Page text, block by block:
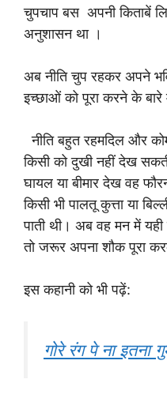
चुपचाप बस अपनी किताबें
अनुशासन था ।
अब नीति चुप रहकर अपने
इच्छाओं को पूरा करने के बारे
नीति बहुत रहमदिल और
किसी को दुखी नहीं देख
घायल या बीमार देख वह
किसी भी पालतू कुत्ता या
पाती थी। अब वह मन में
तो जरूर अपना शौक पूरा
इस कहानी को भी पढ़ें:
गोरे रंग पे ना इतना